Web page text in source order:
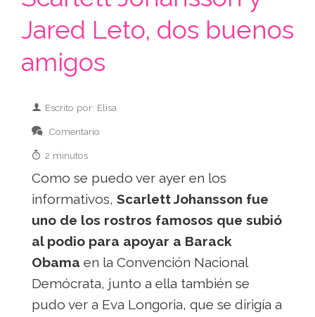
Jared Leto, dos buenos
amigos
Escrito por: Elisa
Comentario
2 minutos
Como se puedo ver ayer en los
informativos, Scarlett Johansson fue
uno de los rostros famosos que subió
al podio para apoyar a Barack
Obama en la Convención Nacional
Demócrata, junto a ella también se
pudo ver a Eva Longoria, que se dirigía a